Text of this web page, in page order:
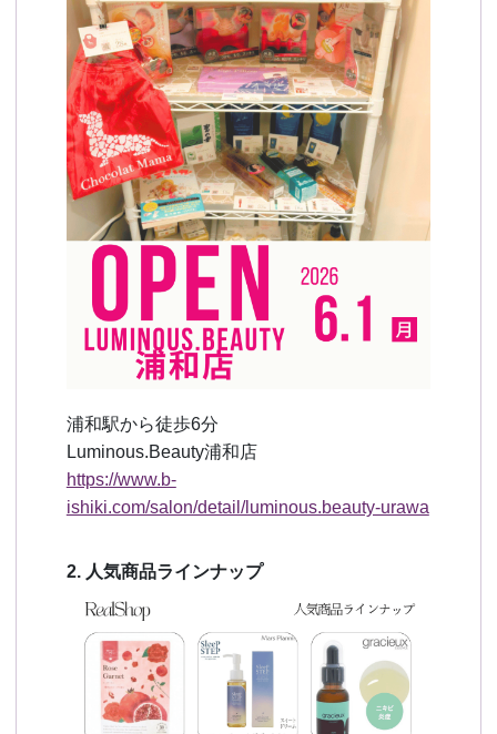
浦和駅から徒歩6分
Luminous.Beauty浦和店
https://www.b-
ishiki.com/salon/detail/luminous.beauty-urawa
2. 人気商品ラインナップ